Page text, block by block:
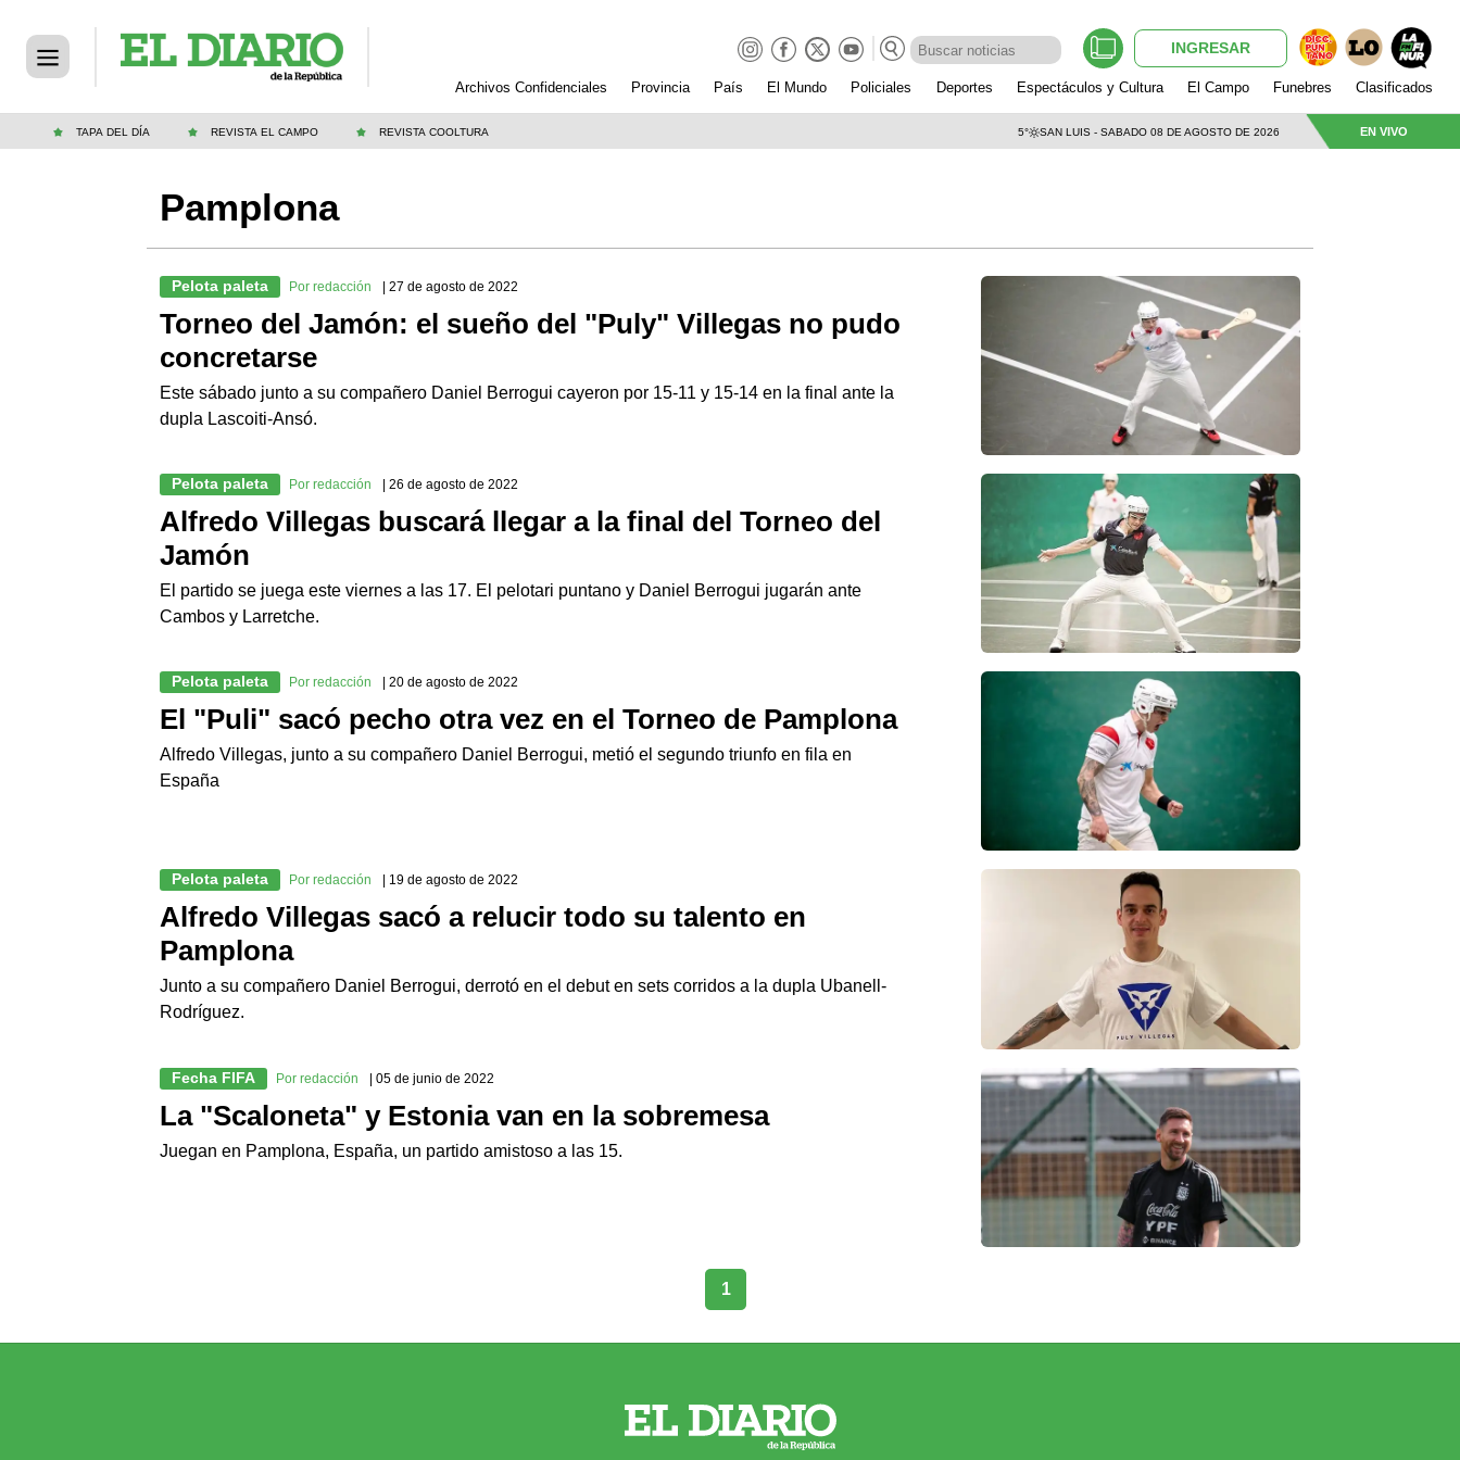
INGRESAR
Archivos Confidenciales Provincia País El Mundo Policiales Deportes Espectáculos y Cultura El Campo Funebres Clasificados
TAPA DEL DÍA REVISTA EL CAMPO REVISTA COOLTURA 5° SAN LUIS - SABADO 08 DE AGOSTO DE 2026 EN VIVO
Pamplona
Pelota paleta Por redacción | 27 de agosto de 2022
Torneo del Jamón: el sueño del "Puly" Villegas no pudo
concretarse
Este sábado junto a su compañero Daniel Berrogui cayeron por 15-11 y 15-14 en la final ante la
dupla Lascoiti-Ansó.
Pelota paleta Por redacción | 26 de agosto de 2022
Alfredo Villegas buscará llegar a la final del Torneo del
Jamón
El partido se juega este viernes a las 17. El pelotari puntano y Daniel Berrogui jugarán ante
Cambos y Larretche.
Pelota paleta Por redacción | 20 de agosto de 2022
El "Puli" sacó pecho otra vez en el Torneo de Pamplona
Alfredo Villegas, junto a su compañero Daniel Berrogui, metió el segundo triunfo en fila en
España
Pelota paleta Por redacción | 19 de agosto de 2022
Alfredo Villegas sacó a relucir todo su talento en
Pamplona
Junto a su compañero Daniel Berrogui, derrotó en el debut en sets corridos a la dupla Ubanell-
Rodríguez.
Fecha FIFA Por redacción | 05 de junio de 2022
La "Scaloneta" y Estonia van en la sobremesa
Juegan en Pamplona, España, un partido amistoso a las 15.
1